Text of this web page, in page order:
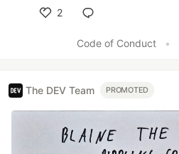
2
Code of Conduct
•
The DEV Team PROMOTED